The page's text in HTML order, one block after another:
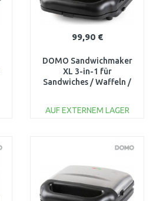
99,90 €
DOMO Sandwichmaker
XL 3-in-1 für
Sandwiches / Waffeln /
AUF EXTERNEM LAGER